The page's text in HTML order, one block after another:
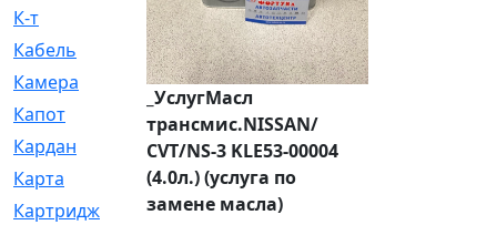
К-т
[13]
Кабель
[50]
Камера
[4]
Капот
[144]
Кардан
[131]
Карта
[2]
Картридж
[250]
_УслугМасл
трансмис.NISSAN/
CVT/NS-3 KLE53-00004
(4.0л.) (услуга по
замене масла)